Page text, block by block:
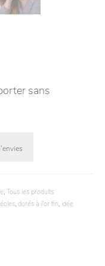
sans
, Tous les produits
, dorés à l'or fin, idée